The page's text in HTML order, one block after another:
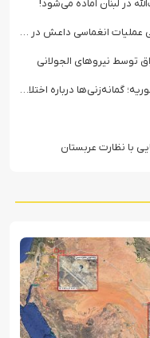
در لبنان آماده می‌شود!
انغماسی داعش در رقه
توسط نیروهای الجولانی
درباره اختلافات در ساختار امنیتی